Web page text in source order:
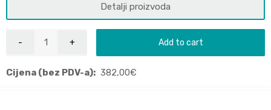
Detalji proizvoda
Add to cart
Cijena (bez PDV-a): 382,00€